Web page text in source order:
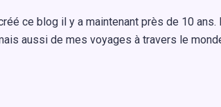
ce blog il y a maintenant près de 10
aussi de mes voyages à travers le